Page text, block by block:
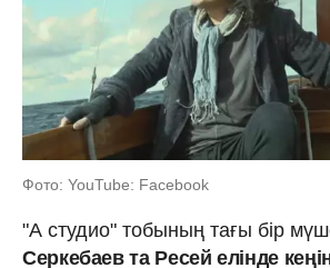
Фото: YouTube: Facebook
"А студио" тобының тағы бір
Серкебаев та Ресей елінде